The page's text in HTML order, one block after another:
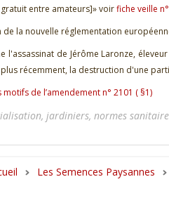
entre amateurs]»voirfiche veille
la nouvelle réglementation européen
l'assassinat de Jérôme Laronze,
récemment, la destruction d'une
motifs de l’amendement n° 2101 ( §1)
jardiniers, normes
Les Semences Paysannes